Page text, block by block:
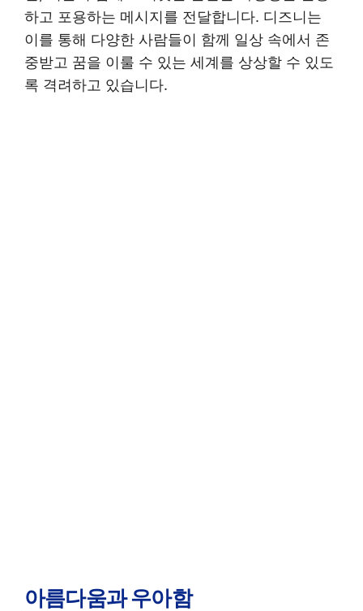
하고 포용하는 메시지를 전달합니다. 디즈니는
이를 통해 다양한 사람들이 함께 일상 속에서 존
중받고 꿈을 이룰 수 있는 세계를 상상할 수 있도
록 격려하고 있습니다.
아름다움과 우아함